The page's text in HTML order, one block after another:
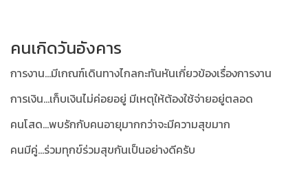
คนเกิดวันอังคาร
การงาน...มีเกณฑ์เดินทางไกลกะทันหันเกี่ยวข้องเรื่องการงาน
การเงิน...เก็บเงินไม่ค่อยอยู่ มีเหตุให้ต้องใช้จ่ายอยู่ตลอด
คนโสด...พบรักกับคนอายุมากกว่าจะมีความสุขมาก
คนมีคู่...ร่วมทุกข์ร่วมสุขกันเป็นอย่างดีครับ